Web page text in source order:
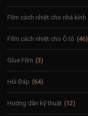
Film cách nhiệt cho nhà kính
Film cách nhiệt cho Ô tô (46)
Glue Film (3)
Hỏi Đáp (64)
Hướng dẫn kỹ thuật (12)